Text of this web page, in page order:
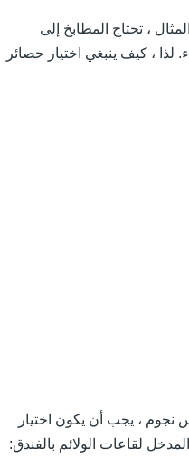
، تحتاج المطابخ إلى
، كيف ينبغي اختيار حصائر
نجوم ، يجب أن يكون اختيار
لقاعات الولائم بالفندق: